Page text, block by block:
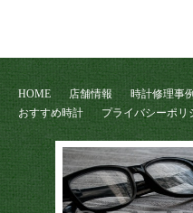
HOME 店舗情報 時計修理事
おすすめ時計
プライバシーポリ